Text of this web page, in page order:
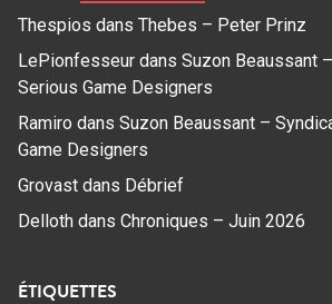
Thespios dans Thebes – Peter Prinz
LePionfesseur dans Suzon Beaussant
Serious Game Designers
Ramiro dans Suzon Beaussant –
Game Designers
Grovast dans Débrief
Delloth dans Chroniques – Juin 2026
ÉTIQUETTES